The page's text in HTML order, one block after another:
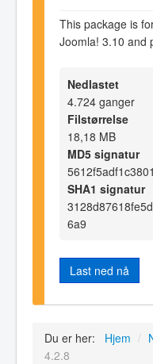
This package is
Joomla! 3.10 and
Nedlastet
4.724 ganger
Filstørrelse
18,18 MB
MD5 signatur
SHA1 signatur
6a9
Last ned nå
Du er her: Hjem /
4.2.8